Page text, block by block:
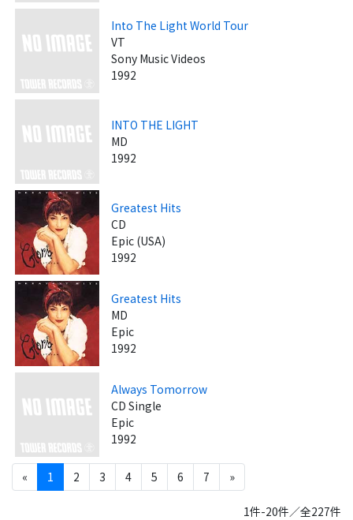
Into The Light World Tour
VT
Sony Music Videos
1992
INTO THE LIGHT
MD
1992
Greatest Hits
CD
Epic (USA)
1992
Greatest Hits
MD
Epic
1992
Always Tomorrow
CD Single
Epic
1992
« 1 2 3 4 5 6 7 »
1件-20件／全227件